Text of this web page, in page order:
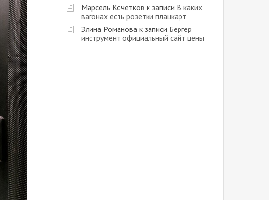
Марсель Кочетков к записи В каких
вагонах есть розетки плацкарт
Элина Романова к записи Бергер
инструмент официальный сайт цены